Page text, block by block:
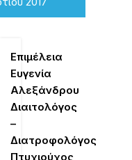
Επιμέλεια
Ευγενία
Αλεξάνδρου
Διαιτολόγος
–
Διατροφολόγος
Πτυχιούχος